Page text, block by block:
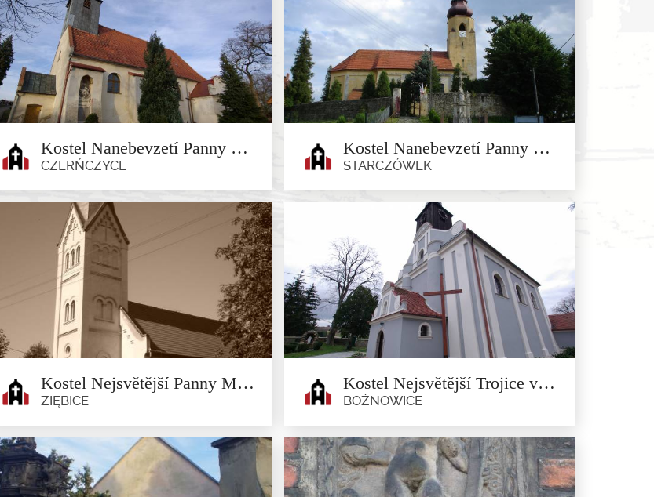
Komín starého lihovaru v Osině
Malé
Osina Mała
V obci Osina Mała se nachází komín, který je
pozůstatkem po lihovaru, s...
Kościół pw. NMP i św. Jana
Chrzciciela przy zespole
klasztornym w Henrykowie
Henryków
Kostel Nanebevzetí Panny Marie v Czerńczycy
CZERŃCZYCE
Kostel Nanebevzetí Panny Marie
v Czerńczycy
Kostel byl zmiňovaný již v roce 1421. Současný barokní
chrám byl...
Kostel Nanebevzetí Panny Marie v obci Starczówek
STARCZÓWEK
Kostel Nanebevzetí Panny Marie
v obci Starczówek
Starczówek
Kostel Nanebevzetí Panny Marie je gotická stavba z 15.
století, přestavěna v...
Kostel Nejsvětější Panny Marie, Matky Milosrdenství v Minsterberku
ZIĘBICE
Kostel Nejsvětější Panny Marie,
Kostel Nejsvětější Trojice v obci Bożnowice
BOŻNOWICE
Kostel Nejsvětější Trojice v obci